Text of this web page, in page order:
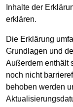
Inhalte der
erklären.
Die Erklärung
Grundlagen und
Außerdem enthält
noch nicht
behoben werden